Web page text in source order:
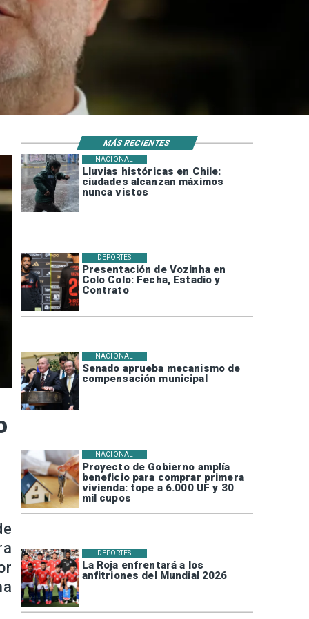
Lluvias históricas en Chile:
ciudades alcanzan máximos
nunca vistos
NACIONAL
Presentación de Vozinha en
Colo Colo: Fecha, Estadio y
Contrato
DEPORTES
Senado aprueba mecanismo de
compensación municipal
NACIONAL
Proyecto de Gobierno amplía
beneficio para comprar primera
vivienda: tope a 6.000 UF y 30
mil cupos
NACIONAL
La Roja enfrentará a los
anfitriones del Mundial 2026
DEPORTES
MÁS RECIENTES